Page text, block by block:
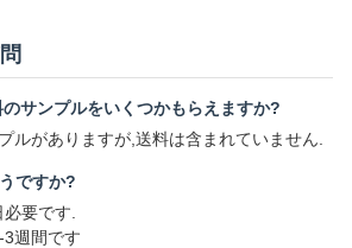
サンプルをいくつかもらえますか?
ルがありますが,送料は含まれていません.
ですか?
要です.
週間です